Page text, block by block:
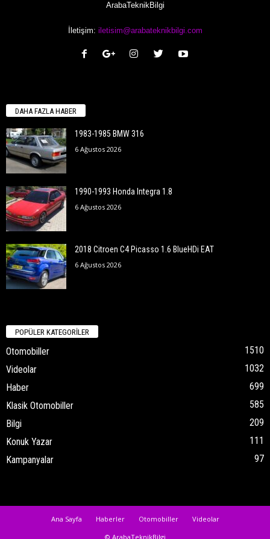
ArabaTeknikBilgi
İletişim: iletisim@arabateknikbilgi.com
DAHA FAZLA HABER
1983-1985 BMW 316
6 Ağustos 2026
1990-1993 Honda Integra 1.8
6 Ağustos 2026
2018 Citroen C4 Picasso 1.6 BlueHDi EAT
6 Ağustos 2026
POPÜLER KATEGORİLER
Otomobiller
1510
Videolar
1032
Haber
699
Klasik Otomobiller
585
Bilgi
209
Konuk Yazar
111
Kampanyalar
97
Ana Sayfa Haberler Otomobiller
Videolar
© ArabaTeknikBilgi